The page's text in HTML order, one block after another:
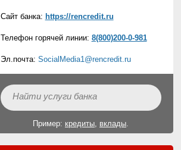
Сайт банка: https://rencredit.ru
Телефон горячей линии: 8(800)200-0-981
Эл.почта: SocialMedia1@rencredit.ru
Пример: кредиты, вклады.